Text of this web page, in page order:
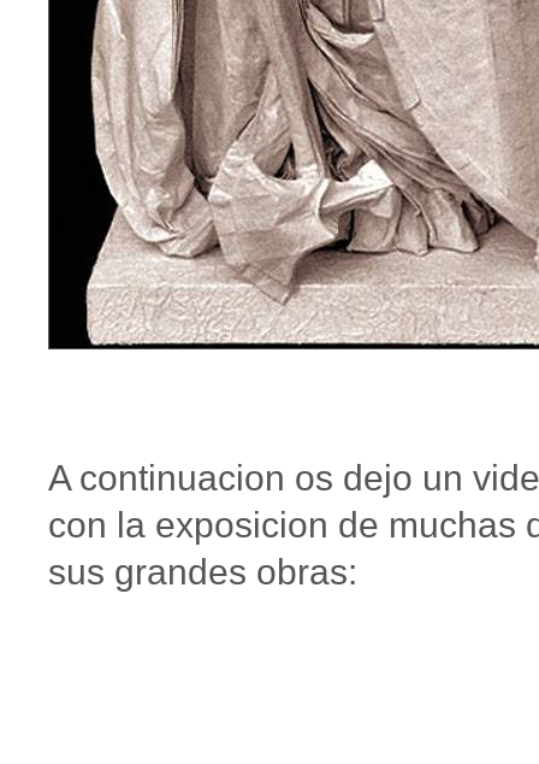
A continuacion os dejo un
con la exposicion de muchas
sus grandes obras: